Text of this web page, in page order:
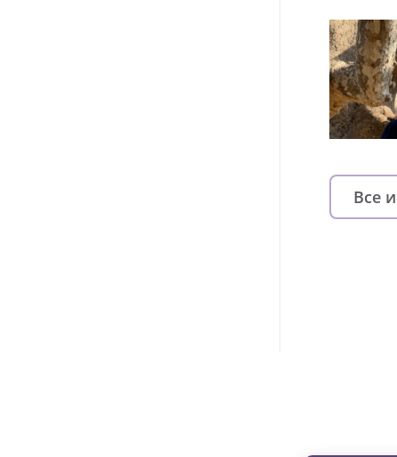
Все